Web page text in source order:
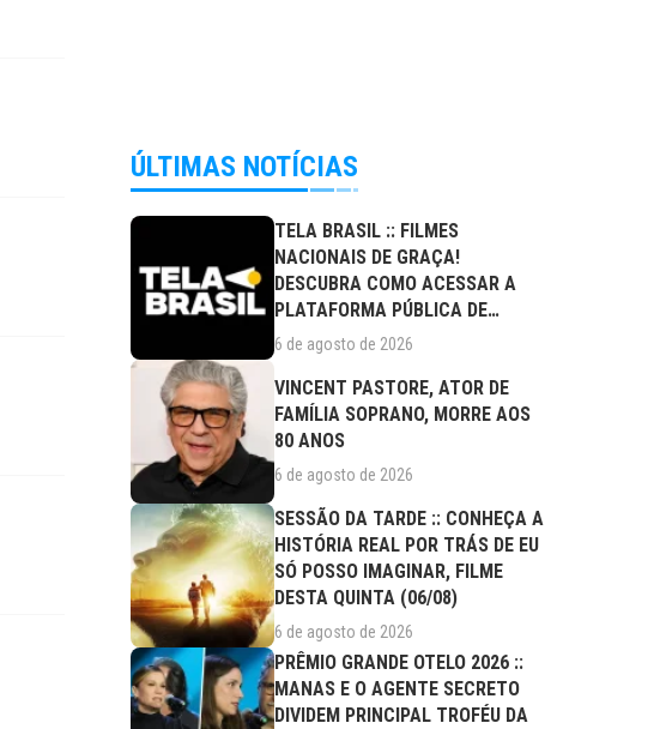
ÚLTIMAS NOTÍCIAS
TELA BRASIL :: FILMES
NACIONAIS DE GRAÇA!
DESCUBRA COMO ACESSAR A
PLATAFORMA PÚBLICA DE
STREAMING
6 de agosto de 2026
VINCENT PASTORE, ATOR DE
FAMÍLIA SOPRANO, MORRE AOS
80 ANOS
6 de agosto de 2026
SESSÃO DA TARDE :: CONHEÇA A
HISTÓRIA REAL POR TRÁS DE EU
SÓ POSSO IMAGINAR, FILME
DESTA QUINTA (06/08)
6 de agosto de 2026
PRÊMIO GRANDE OTELO 2026 ::
MANAS E O AGENTE SECRETO
DIVIDEM PRINCIPAL TROFÉU DA